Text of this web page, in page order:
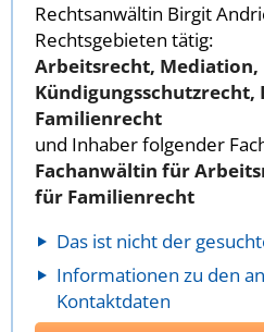
Rechtsanwältin Birgit
Rechtsgebieten tätig:
Arbeitsrecht, Mediation,
Kündigungsschutzrecht,
Familienrecht
und Inhaber folgender
Fachanwältin für
für Familienrecht
Das ist nicht der
Informationen zu den
Kontaktdaten